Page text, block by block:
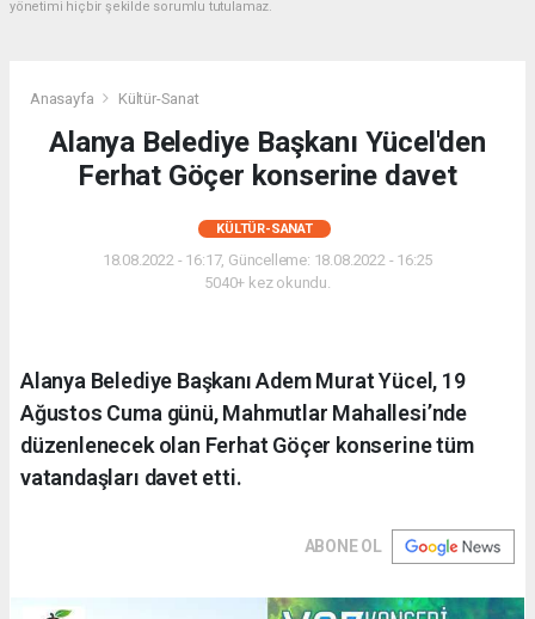
yönetimi hiçbir şekilde sorumlu tutulamaz.
Anasayfa Kültür-Sanat
Alanya Belediye Başkanı Yücel'den
Ferhat Göçer konserine davet
KÜLTÜR-SANAT
18.08.2022 - 16:17, Güncelleme: 18.08.2022 - 16:25
5040+ kez okundu.
Alanya Belediye Başkanı Adem Murat Yücel, 19
Ağustos Cuma günü, Mahmutlar Mahallesi’nde
düzenlenecek olan Ferhat Göçer konserine tüm
vatandaşları davet etti.
ABONE OL